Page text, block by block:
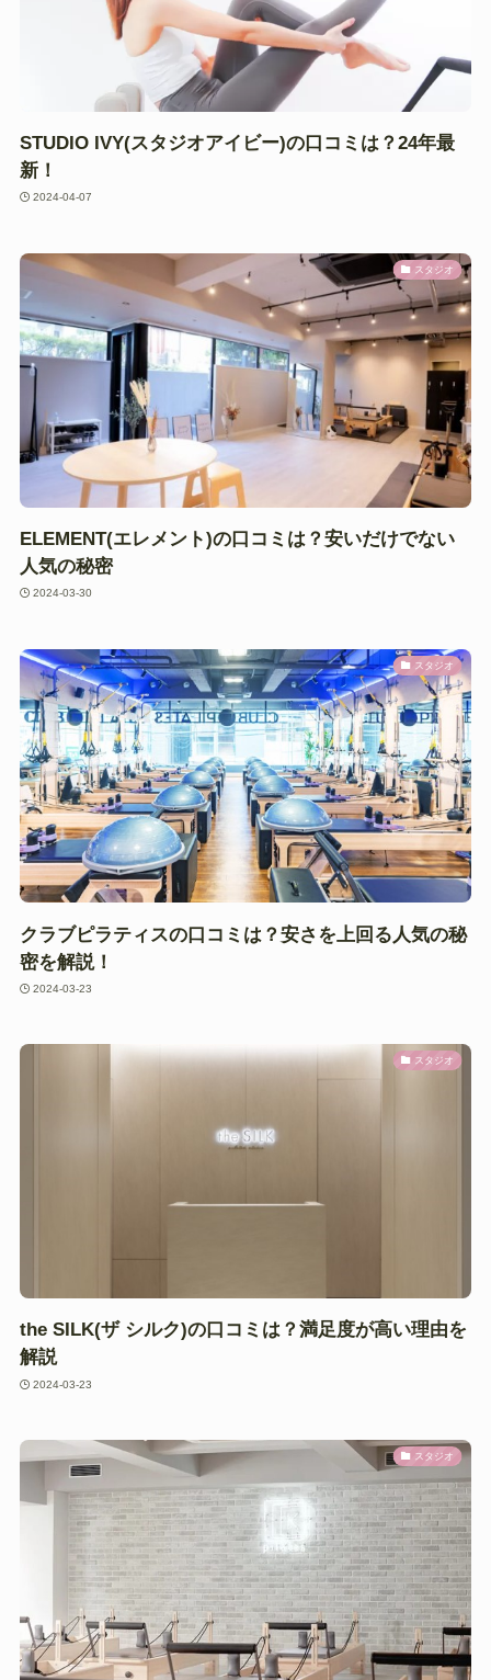
STUDIO IVY(スタジオアイビー)の口コミは？24年最
新！
2024-04-07
スタジオ
ELEMENT(エレメント)の口コミは？安いだけでない
人気の秘密
2024-03-30
スタジオ
クラブピラティスの口コミは？安さを上回る人気の秘
密を解説！
2024-03-23
スタジオ
the SILK(ザ シルク)の口コミは？満足度が高い理由を
解説
2024-03-23
スタジオ